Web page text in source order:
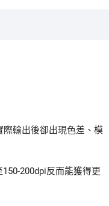
輸出後卻出現色差、模
200dpi反而能獲得更